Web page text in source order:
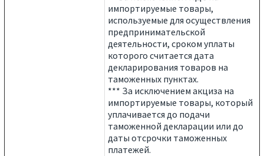
импортируемые товары,
используемые для осуществления
предпринимательской
деятельности, сроком уплаты
которого считается дата
декларирования товаров на
таможенных пунктах.
*** За исключением акциза на
импортируемые товары, который
уплачивается до подачи
таможенной декларации или до
даты отсрочки таможенных
платежей.